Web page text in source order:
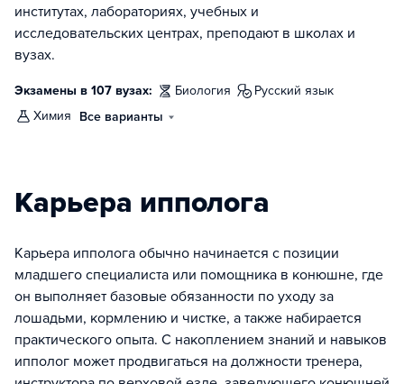
институтах, лабораториях, учебных и
исследовательских центрах, преподают в школах и
вузах.
Экзамены в 107 вузах: биология
русский язык
химия
Все варианты
Карьера ипполога
Карьера ипполога обычно начинается с позиции
младшего специалиста или помощника в конюшне, где
он выполняет базовые обязанности по уходу за
лошадьми, кормлению и чистке, а также набирается
практического опыта. С накоплением знаний и навыков
ипполог может продвигаться на должности тренера,